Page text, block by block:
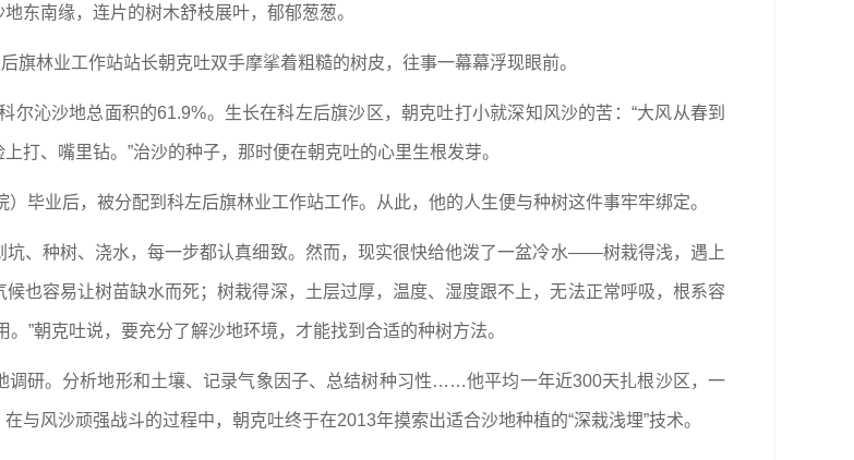
东南缘，连片的树木舒枝展叶，郁郁葱葱。
旗林业工作站站长朝克吐双手摩挲着粗糙的树皮，往事一幕幕浮现眼前。
沁沙地总面积的61.9%。生长在科左后旗沙区，朝克吐打小就深知风沙的苦：“大风从春到
打、嘴里钻。”治沙的种子，那时便在朝克吐的心里生根发芽。
毕业后，被分配到科左后旗林业工作站工作。从此，他的人生便与种树这件事牢牢绑定。
、种树、浇水，每一步都认真细致。然而，现实很快给他泼了一盆冷水——树栽得浅，遇上
也容易让树苗缺水而死；树栽得深，土层过厚，温度、湿度跟不上，无法正常呼吸，根系容
”朝克吐说，要充分了解沙地环境，才能找到合适的种树方法。
调研。分析地形和土壤、记录气象因子、总结树种习性……他平均一年近300天扎根沙区，一
与风沙顽强战斗的过程中，朝克吐终于在2013年摸索出适合沙地种植的“深栽浅埋”技术。